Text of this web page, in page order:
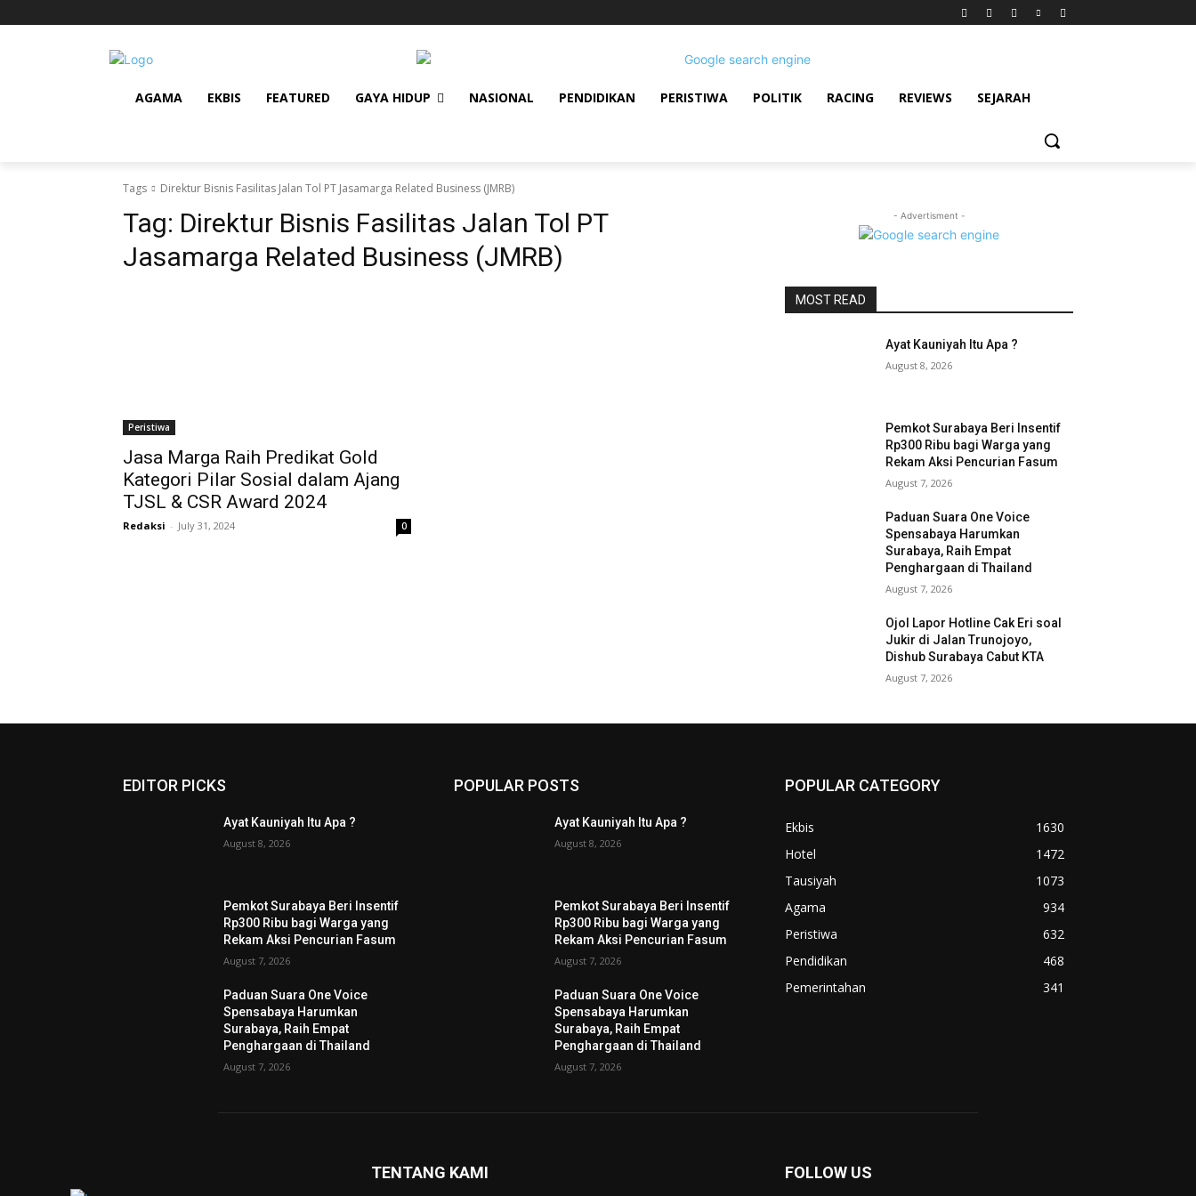
AGAMA EKBIS FEATURED GAYA HIDUP NASIONAL PENDIDIKAN PERISTIWA POLITIK RACING REVIEWS SEJARAH
Tags Direktur Bisnis Fasilitas Jalan Tol PT Jasamarga Related Business (JMRB)
Tag: Direktur Bisnis Fasilitas Jalan Tol PT
Jasamarga Related Business (JMRB)
Peristiwa
Jasa Marga Raih Predikat Gold
Kategori Pilar Sosial dalam Ajang
TJSL & CSR Award 2024
Redaksi - July 31, 2024 0
- Advertisment -
MOST READ
Ayat Kauniyah Itu Apa ?
August 8, 2026
Pemkot Surabaya Beri Insentif
Rp300 Ribu bagi Warga yang
Rekam Aksi Pencurian Fasum
August 7, 2026
Paduan Suara One Voice
Spensabaya Harumkan
Surabaya, Raih Empat
Penghargaan di Thailand
August 7, 2026
Ojol Lapor Hotline Cak Eri soal
Jukir di Jalan Trunojoyo,
Dishub Surabaya Cabut KTA
August 7, 2026
EDITOR PICKS
Ayat Kauniyah Itu Apa ?
August 8, 2026
Pemkot Surabaya Beri Insentif
Rp300 Ribu bagi Warga yang
Rekam Aksi Pencurian Fasum
August 7, 2026
Paduan Suara One Voice
Spensabaya Harumkan
Surabaya, Raih Empat
Penghargaan di Thailand
August 7, 2026
POPULAR POSTS
Ayat Kauniyah Itu Apa ?
August 8, 2026
Pemkot Surabaya Beri Insentif
Rp300 Ribu bagi Warga yang
Rekam Aksi Pencurian Fasum
August 7, 2026
Paduan Suara One Voice
Spensabaya Harumkan
Surabaya, Raih Empat
Penghargaan di Thailand
August 7, 2026
POPULAR CATEGORY
Ekbis
1630
Hotel
1472
Tausiyah
1073
Agama
934
Peristiwa
632
Pendidikan
468
Pemerintahan
341
TENTANG KAMI FOLLOW US